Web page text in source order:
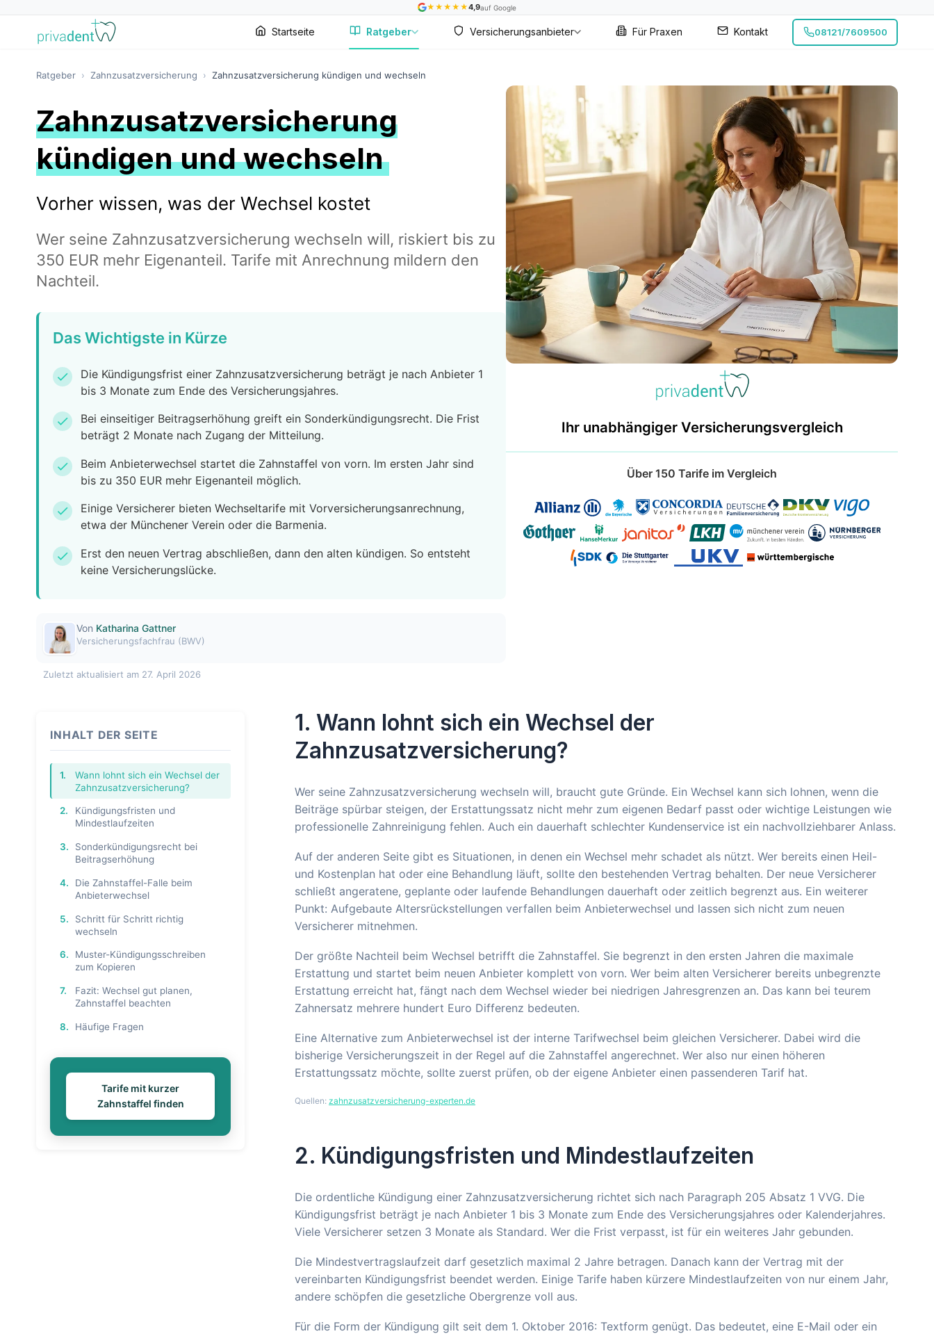
★ ★ ★ ★ ★4,9auf Google
Startseite Ratgeber Versicherungsanbieter Für Praxen Kontakt 08121/7609500
Ratgeber › Zahnzusatzversicherung › Zahnzusatzversicherung kündigen und wechseln
Zahnzusatzversicherung
kündigen und wechseln
Vorher wissen, was der Wechsel kostet
Wer seine Zahnzusatzversicherung wechseln will, riskiert bis zu
350 EUR mehr Eigenanteil. Tarife mit Anrechnung mildern den
Nachteil.
Das Wichtigste in Kürze
check
Die Kündigungsfrist einer Zahnzusatzversicherung beträgt je nach Anbieter 1
bis 3 Monate zum Ende des Versicherungsjahres.
check
Bei einseitiger Beitragserhöhung greift ein Sonderkündigungsrecht. Die Frist
beträgt 2 Monate nach Zugang der Mitteilung.
check
Beim Anbieterwechsel startet die Zahnstaffel von vorn. Im ersten Jahr sind
bis zu 350 EUR mehr Eigenanteil möglich.
check
Einige Versicherer bieten Wechseltarife mit Vorversicherungsanrechnung,
etwa der Münchener Verein oder die Barmenia.
check
Erst den neuen Vertrag abschließen, dann den alten kündigen. So entsteht
keine Versicherungslücke.
Von Katharina Gattner
Versicherungsfachfrau (BWV)
Zuletzt aktualisiert am 27. April 2026
Ihr unabhängiger Versicherungsvergleich
Über 150 Tarife im Vergleich
INHALT DER SEITE
1.
Wann lohnt sich ein Wechsel der
Zahnzusatzversicherung?
2.
Kündigungsfristen und
Mindestlaufzeiten
3.
Sonderkündigungsrecht bei
Beitragserhöhung
4.
Die Zahnstaffel-Falle beim
Anbieterwechsel
5.
Schritt für Schritt richtig
wechseln
6.
Muster-Kündigungsschreiben
zum Kopieren
7.
Fazit: Wechsel gut planen,
Zahnstaffel beachten
8. Häufige Fragen
Tarife mit kurzer
Zahnstaffel finden
1. Wann lohnt sich ein Wechsel der
Zahnzusatzversicherung?
Wer seine Zahnzusatzversicherung wechseln will, braucht gute Gründe. Ein Wechsel kann sich lohnen, wenn die
Beiträge spürbar steigen, der Erstattungssatz nicht mehr zum eigenen Bedarf passt oder wichtige Leistungen wie
professionelle Zahnreinigung fehlen. Auch ein dauerhaft schlechter Kundenservice ist ein nachvollziehbarer Anlass.
Auf der anderen Seite gibt es Situationen, in denen ein Wechsel mehr schadet als nützt. Wer bereits einen Heil-
und Kostenplan hat oder eine Behandlung läuft, sollte den bestehenden Vertrag behalten. Der neue Versicherer
schließt angeratene, geplante oder laufende Behandlungen dauerhaft oder zeitlich begrenzt aus. Ein weiterer
Punkt: Aufgebaute Altersrückstellungen verfallen beim Anbieterwechsel und lassen sich nicht zum neuen
Versicherer mitnehmen.
Der größte Nachteil beim Wechsel betrifft die Zahnstaffel. Sie begrenzt in den ersten Jahren die maximale
Erstattung und startet beim neuen Anbieter komplett von vorn. Wer beim alten Versicherer bereits unbegrenzte
Erstattung erreicht hat, fängt nach dem Wechsel wieder bei niedrigen Jahresgrenzen an. Das kann bei teurem
Zahnersatz mehrere hundert Euro Differenz bedeuten.
Eine Alternative zum Anbieterwechsel ist der interne Tarifwechsel beim gleichen Versicherer. Dabei wird die
bisherige Versicherungszeit in der Regel auf die Zahnstaffel angerechnet. Wer also nur einen höheren
Erstattungssatz möchte, sollte zuerst prüfen, ob der eigene Anbieter einen passenderen Tarif hat.
Quellen: zahnzusatzversicherung-experten.de
2. Kündigungsfristen und Mindestlaufzeiten
Die ordentliche Kündigung einer Zahnzusatzversicherung richtet sich nach Paragraph 205 Absatz 1 VVG. Die
Kündigungsfrist beträgt je nach Anbieter 1 bis 3 Monate zum Ende des Versicherungsjahres oder Kalenderjahres.
Viele Versicherer setzen 3 Monate als Standard. Wer die Frist verpasst, ist für ein weiteres Jahr gebunden.
Die Mindestvertragslaufzeit darf gesetzlich maximal 2 Jahre betragen. Danach kann der Vertrag mit der
vereinbarten Kündigungsfrist beendet werden. Einige Tarife haben kürzere Mindestlaufzeiten von nur einem Jahr,
andere schöpfen die gesetzliche Obergrenze voll aus.
Für die Form der Kündigung gilt seit dem 1. Oktober 2016: Textform genügt. Das bedeutet, eine E-Mail oder ein